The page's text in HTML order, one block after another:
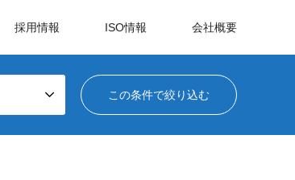
採用情報 ISO情報 会社概要